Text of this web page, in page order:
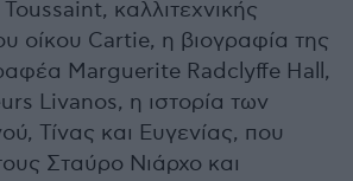
καλλιτεχνικής
οίκου Cartie, η βιογραφία της
Marguerite Radclyffe Hall,
Livanos, η ιστορία των
Τίνας και Ευγενίας, που
Σταύρο Νιάρχο και